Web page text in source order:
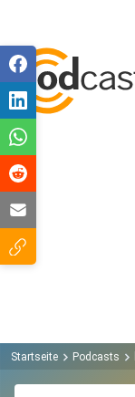
Startseite Podcasts